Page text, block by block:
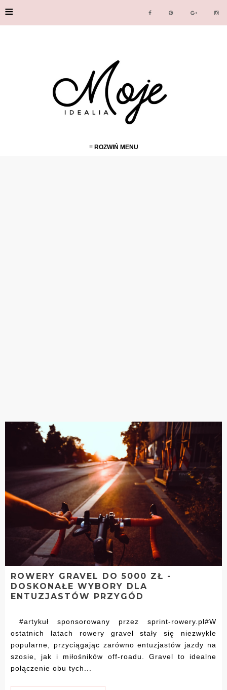
≡
≡ ROZWIŃ MENU
ROWERY GRAVEL DO 5000 ZŁ -
DOSKONAŁE WYBORY DLA
ENTUZJASTÓW PRZYGÓD
#artykuł sponsorowany przez sprint-rowery.pl#W
ostatnich latach rowery gravel stały się niezwykle
popularne, przyciągając zarówno entuzjastów jazdy na
szosie, jak i miłośników off-roadu. Gravel to idealne
połączenie obu tych...